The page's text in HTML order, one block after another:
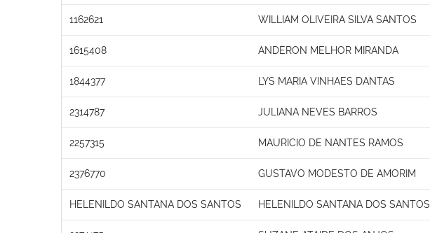
1162621 WILLIAM OLIVEIRA SILVA SANTOS
1615408 ANDERON MELHOR MIRANDA
1844377 LYS MARIA VINHAES DANTAS
2314787 JULIANA NEVES BARROS
2257315 MAURICIO DE NANTES RAMOS
2376770 GUSTAVO MODESTO DE AMORIM
HELENILDO SANTANA DOS SANTOS HELENILDO SANTANA DOS SANTOS